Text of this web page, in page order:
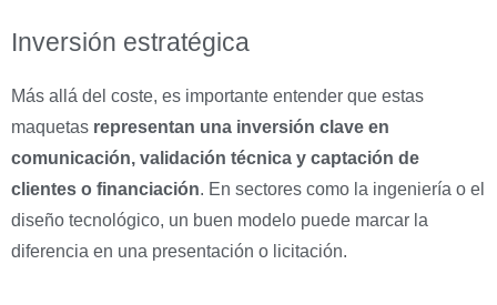
Inversión estratégica
Más allá del coste, es importante entender que estas
maquetas representan una inversión clave en
comunicación, validación técnica y captación de
clientes o financiación. En sectores como la ingeniería o el
diseño tecnológico, un buen modelo puede marcar la
diferencia en una presentación o licitación.